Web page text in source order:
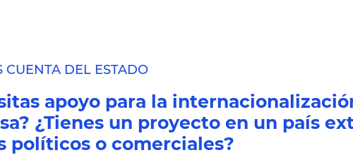
CUENTA DEL ESTADO
apoyo para la
¿Tienes un proyecto en un país
políticos o comerciales?